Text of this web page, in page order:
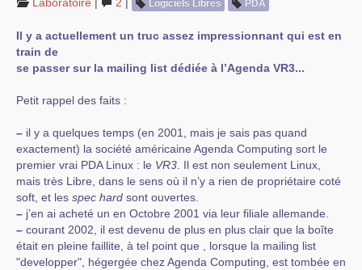
Logiciels Libres PDA
Il y a actuellement un truc assez impressionnant qui est en
train de
se passer sur la mailing list dédiée à l’Agenda VR3...
Petit rappel des faits :
– il y a quelques temps (en 2001, mais je sais pas quand
exactement) la société américaine Agenda Computing sort le
premier vrai PDA Linux : le VR3 . Il est non seulement Linux,
mais très Libre, dans le sens où il n’y a rien de propriétaire coté
soft, et les spec hard sont ouvertes.
– j’en ai acheté un en Octobre 2001 via leur filiale allemande.
– courant 2002, il est devenu de plus en plus clair que la boîte
était en pleine faillite, à tel point que , lorsque la mailing list
"developper", hégergée chez Agenda Computing, est tombée en